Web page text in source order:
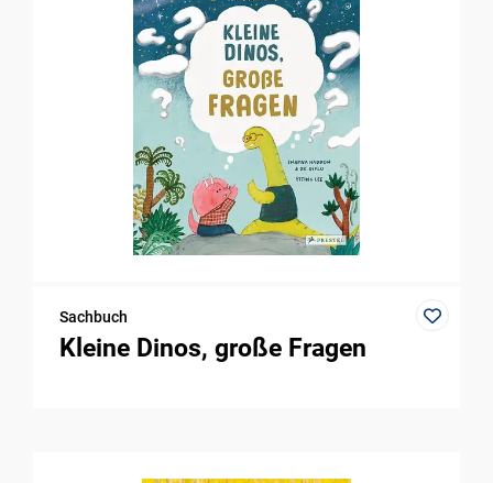
Sachbuch
Kleine Dinos, große Fragen